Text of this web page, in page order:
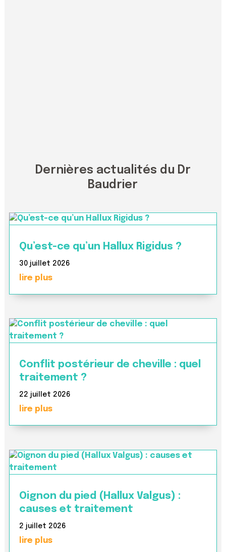
Dernières actualités du Dr
Baudrier
Qu’est-ce qu’un Hallux Rigidus ?
30 juillet 2026
lire plus
Conflit postérieur de cheville : quel
traitement ?
22 juillet 2026
lire plus
Oignon du pied (Hallux Valgus) :
causes et traitement
2 juillet 2026
lire plus